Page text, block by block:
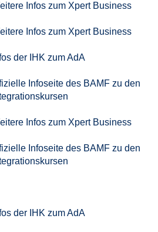
Infos zum Xpert Business
Infos zum Xpert Business
der IHK zum AdA
Infoseite des BAMF zu den
Infos zum Xpert Business
Infoseite des BAMF zu den
der IHK zum AdA